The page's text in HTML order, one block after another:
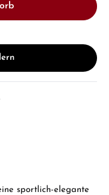
sportlich-elegante